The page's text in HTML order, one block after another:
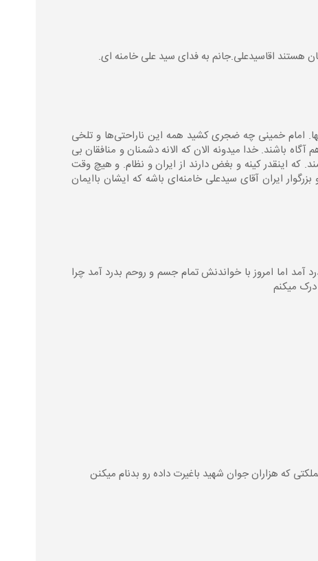
اقاسیدعلی.جانم به فدای سید علی خامنه ای.
امام خمینی چه ضجری کشید همه این ناراحتی‌ها و تلخی
باشند. خدا میدونه الان که الانه دشمنان و منافقان بی
اینقدر کینه و بغض دارند از ایران و نظام. و هیچ وقت
ایران آقای سیدعلی خامنه‌ای باشه که ایشان باایمان
آمد اما امروز با خواندنش تمام جسم و روحم بدرد آمد چرا
میکنم
که هزاران جوان شهید باغیرت داده رو بدنام میکنن